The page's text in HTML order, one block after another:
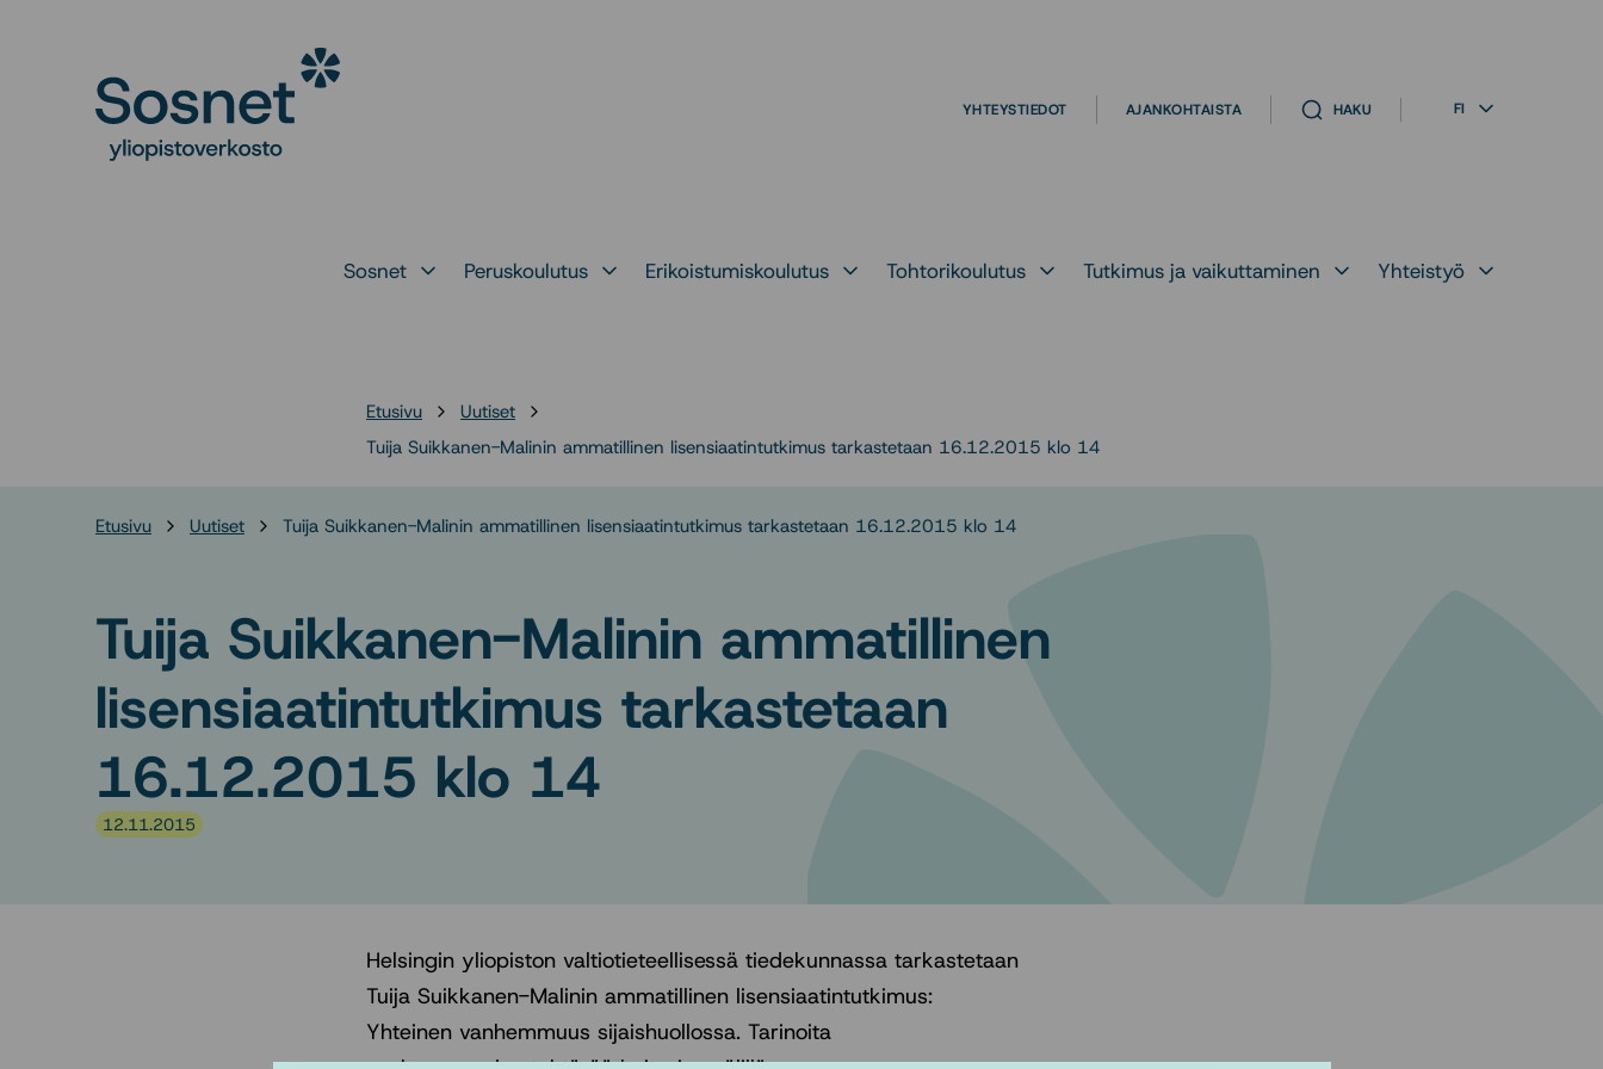
YHTEYSTIEDOT AJANKOHTAISTA HAKU FI
Avaa alavalikko kohteelle
Sosnet
Avaa alavalikko kohteelle
Peruskoulutus
Avaa alavalikko kohteelle
Erikoistumiskoulutus
Avaa alavalikko kohteelle
Tohtorikoulutus
Avaa alavalikko kohteelle
Tutkimus ja vaikuttaminen
Avaa alavalikko
Yhteistyö
Etusivu
Uutiset
Tuija Suikkanen-Malinin ammatillinen lisensiaatintutkimus tarkastetaan 16.12.2015 klo 14
Etusivu Uutiset Tuija Suikkanen-Malinin ammatillinen lisensiaatintutkimus tarkastetaan 16.12.2015 klo 14
Tuija Suikkanen-Malinin ammatillinen
lisensiaatintutkimus tarkastetaan
16.12.2015 klo 14
12.11.2015
Helsingin yliopiston valtiotieteellisessä tiedekunnassa tarkastetaan
Tuija Suikkanen-Malinin ammatillinen lisensiaatintutkimus:
Yhteinen vanhemmuus sijaishuollossa. Tarinoita